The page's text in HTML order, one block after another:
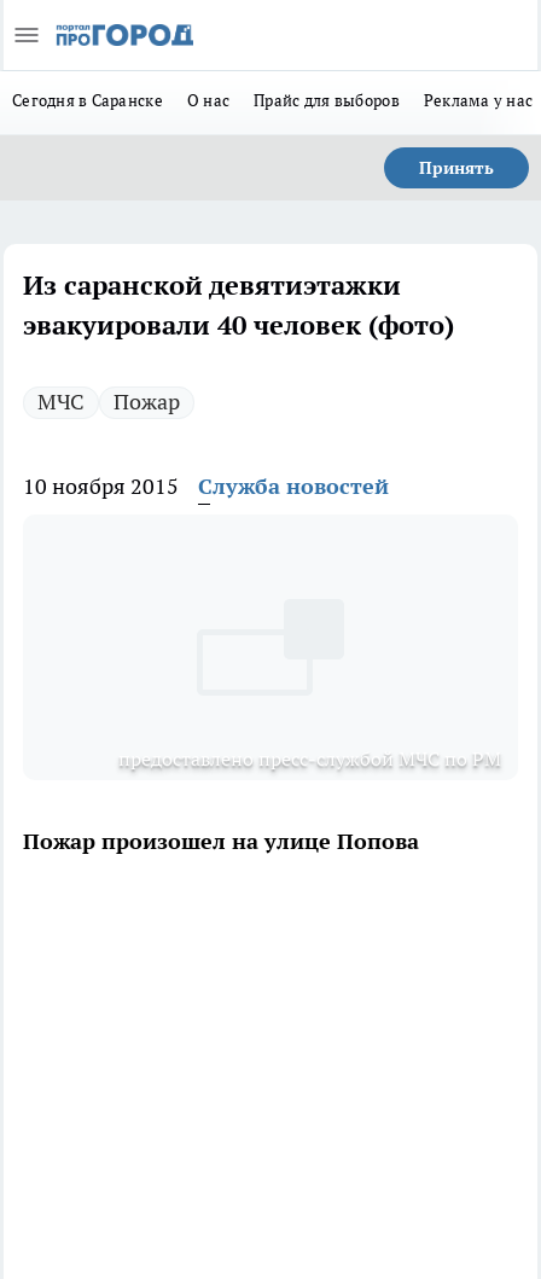
Сегодня в Саранске О нас Прайс для выборов Реклама у нас
Принять
Из саранской девятиэтажки
эвакуировали 40 человек (фото)
МЧС Пожар
10 ноября 2015 Служба новостей
предоставлено пресс-службой МЧС по РМ
Пожар произошел на улице Попова